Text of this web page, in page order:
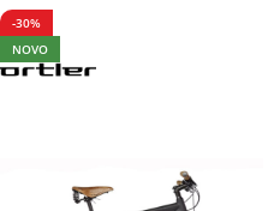
-30%
NOVO